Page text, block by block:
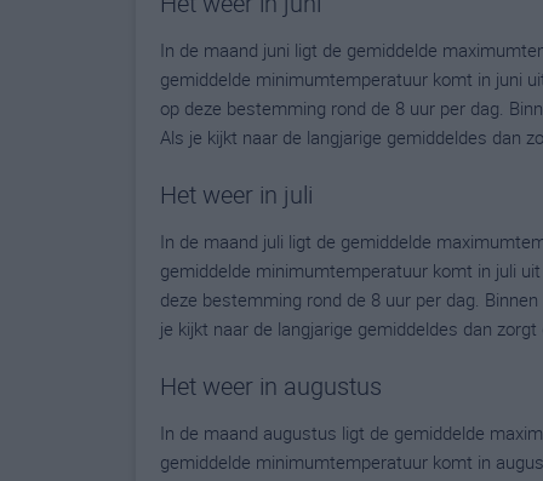
In de maand juni ligt de gemiddelde
gemiddelde minimumtemperatuur komt in juni
op deze bestemming rond de 8 uur per dag.
Als je kijkt naar de langjarige gemiddeldes dan
Het weer in juli
In de maand juli ligt de gemiddelde
gemiddelde minimumtemperatuur komt in juli
deze bestemming rond de 8 uur per dag.
je kijkt naar de langjarige gemiddeldes dan
Het weer in augustus
In de maand augustus ligt de gemiddelde
gemiddelde minimumtemperatuur komt in